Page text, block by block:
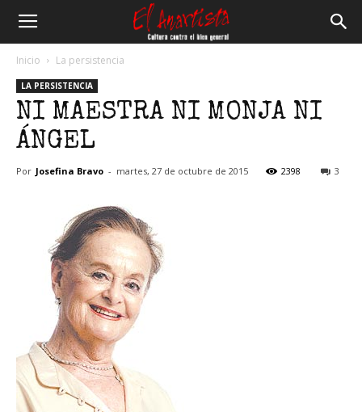
Anartista
Inicio La persistencia
LA PERSISTENCIA
NI MAESTRA NI MONJA NI
ÁNGEL
Por Josefina Bravo - martes, 27 de octubre de 2015 2398 3